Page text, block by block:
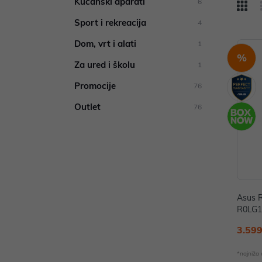
Sport i rekreacija 4
Dom, vrt i alati 1
Za ured i školu 1
Promocije 76
Outlet 76
%
Asus
D,
*najniža